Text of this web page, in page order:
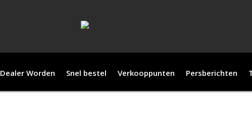
Dealer Worden Snel bestel Verkooppunten Persberichten